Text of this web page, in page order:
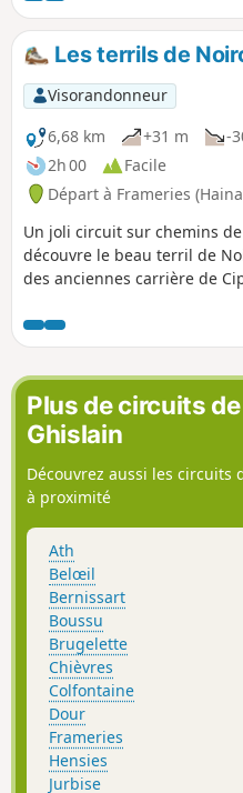
Les terrils de
Visorandonneur
6,68 km
+31 m
-
2h 00
Facile
Départ à Frameries
Un joli circuit sur chemins
découvre le beau terril de
des anciennes carrière de
balade agréable malgré le
de parcours.
Plus de circuits
Ghislain
Découvrez aussi les circuits
à proximité
Ath
Belœil
Bernissart
Boussu
Brugelette
Chièvres
Colfontaine
Dour
Frameries
Hensies
Jurbise